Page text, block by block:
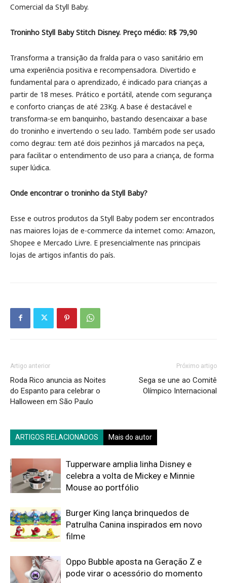
Comercial da Styll Baby.
Troninho Styll Baby Stitch Disney. Preço médio: R$ 79,90
Transforma a transição da fralda para o vaso sanitário em
uma experiência positiva e recompensadora. Divertido e
fundamental para o aprendizado, é indicado para crianças a
partir de 18 meses. Prático e portátil, atende com segurança
e conforto crianças de até 23Kg. A base é destacável e
transforma-se em banquinho, bastando desencaixar a base
do troninho e invertendo o seu lado. Também pode ser usado
como degrau: tem até dois pezinhos já marcados na peça,
para facilitar o entendimento de uso para a criança, de forma
super lúdica.
Onde encontrar o troninho da Styll Baby?
Esse e outros produtos da Styll Baby podem ser encontrados
nas maiores lojas de e-commerce da internet como: Amazon,
Shopee e Mercado Livre. E presencialmente nas principais
lojas de artigos infantis do país.
Artigo anterior
Roda Rico anuncia as Noites
do Espanto para celebrar o
Halloween em São Paulo
Próximo artigo
Sega se une ao Comitê
Olímpico Internacional
ARTIGOS RELACIONADOS Mais do autor
Tupperware amplia linha Disney e
celebra a volta de Mickey e Minnie
Mouse ao portfólio
Burger King lança brinquedos de
Patrulha Canina inspirados em novo
filme
Oppo Bubble aposta na Geração Z e
pode virar o acessório do momento